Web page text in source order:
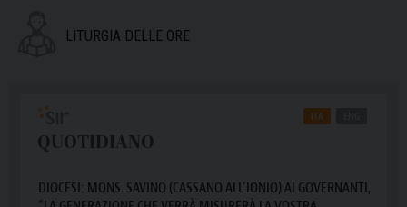
LITURGIA DELLE ORE